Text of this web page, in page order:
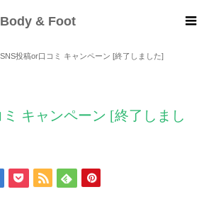
& Foot
SNS投稿or口コミ キャンペーン [終了しました]
ミ キャンペーン [終了しまし